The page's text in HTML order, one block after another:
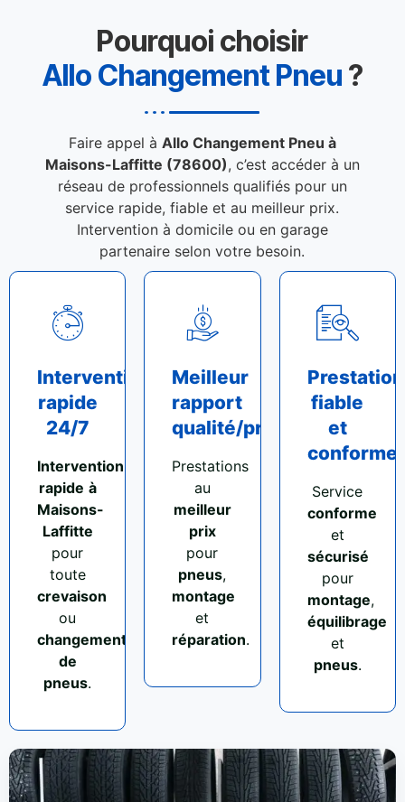
Pourquoi choisir
Allo Changement Pneu ?
Faire appel à Allo Changement Pneu à
Maisons-Laffitte (78600), c’est accéder à un
réseau de professionnels qualifiés pour un
service rapide, fiable et au meilleur prix.
Intervention à domicile ou en garage
partenaire selon votre besoin.
Intervention
rapide
24/7
Intervention
rapide à
Maisons-
Laffitte
pour
toute
crevaison
ou
changement
de
pneus.
Meilleur
rapport
qualité/prix
Prestations
au
meilleur
prix
pour
pneus,
montage
et
réparation.
Prestation
fiable
et
conforme
Service
conforme
et
sécurisé
pour
montage,
équilibrage
et
pneus.